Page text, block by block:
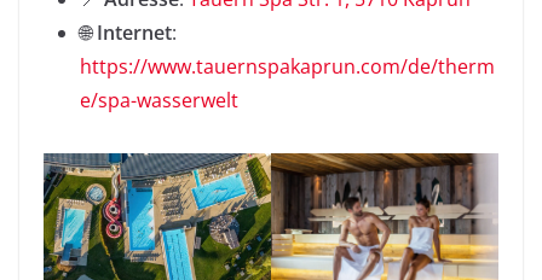
🌐Internet:
https://www.tauernspakaprun.com/de/therm
e/spa-wasserwelt